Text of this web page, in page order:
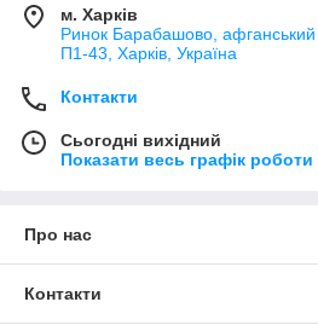
м. Харків
Ринок Барабашово,
П1-43, Харків, Україна
Контакти
Сьогодні вихідний
Показати весь графік роботи
Про нас
Контакти